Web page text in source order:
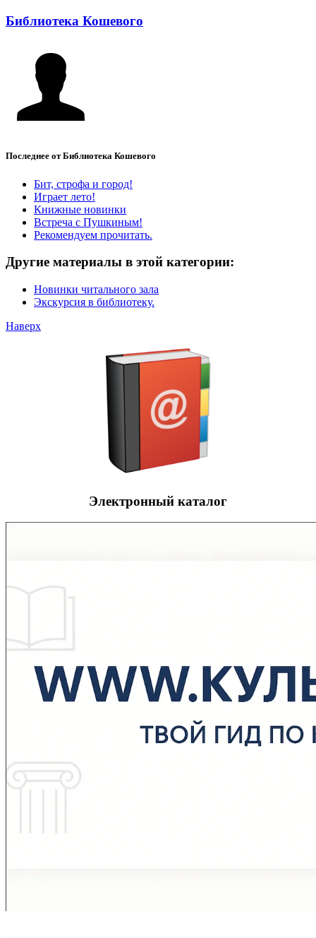
Библиотека Кошевого
Последнее от Библиотека Кошевого
Бит, строфа и город!
Играет лето!
Книжные новинки
Встреча с Пушкиным!
Рекомендуем прочитать.
Другие материалы в этой категории:
Новинки читального зала
Экскурсия в библиотеку.
Наверх
Электронный каталог